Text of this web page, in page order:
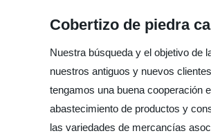
Cobertizo de piedra
Nuestra búsqueda y el objetivo de
nuestros antiguos y nuevos
tengamos una buena cooperación
abastecimiento de productos y
las variedades de mercancías